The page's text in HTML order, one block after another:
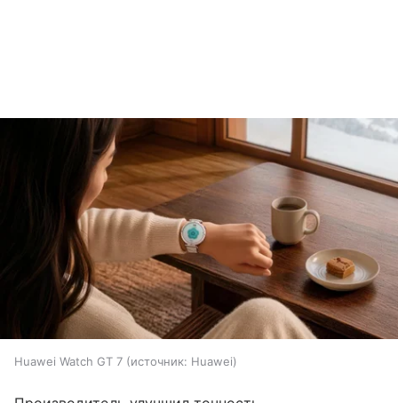
Huawei Watch GT 7 источник: Huawei